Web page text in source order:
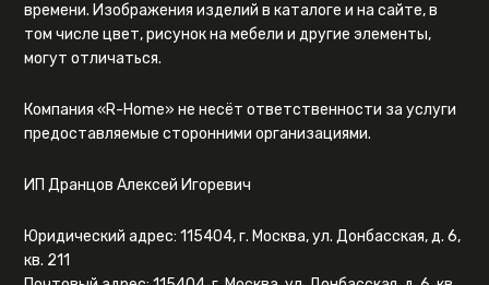
времени. Изображения изделий в каталоге и на сайте, в
том числе цвет, рисунок на мебели и другие элементы,
могут отличаться.
Компания «R-Home» не несёт ответственности за услуги
предоставляемые сторонними организациями.
ИП Дранцов Алексей Игоревич
Юридический адрес: 115404, г. Москва, ул. Донбасская, д. 6,
кв. 211